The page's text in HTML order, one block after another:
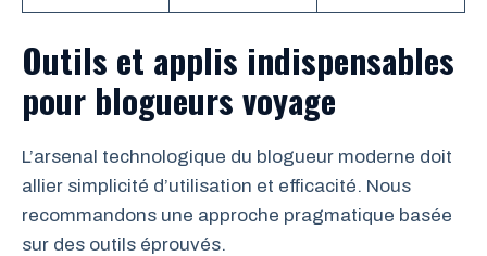
Outils et applis indispensables
pour blogueurs voyage
L’arsenal technologique du blogueur moderne doit
allier simplicité d’utilisation et efficacité. Nous
recommandons une approche pragmatique basée
sur des outils éprouvés.